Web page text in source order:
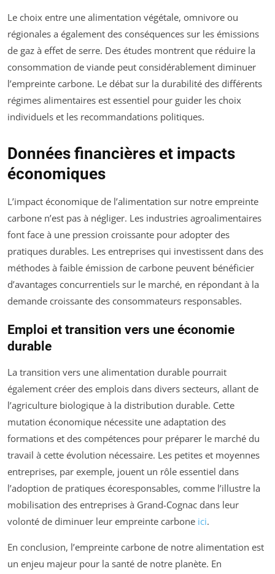
Le choix entre une alimentation végétale, omnivore ou
régionales a également des conséquences sur les émissions
de gaz à effet de serre. Des études montrent que réduire la
consommation de viande peut considérablement diminuer
l’empreinte carbone. Le débat sur la durabilité des différents
régimes alimentaires est essentiel pour guider les choix
individuels et les recommandations politiques.
Données financières et impacts
économiques
L’impact économique de l’alimentation sur notre empreinte
carbone n’est pas à négliger. Les industries agroalimentaires
font face à une pression croissante pour adopter des
pratiques durables. Les entreprises qui investissent dans des
méthodes à faible émission de carbone peuvent bénéficier
d’avantages concurrentiels sur le marché, en répondant à la
demande croissante des consommateurs responsables.
Emploi et transition vers une économie
durable
La transition vers une alimentation durable pourrait
également créer des emplois dans divers secteurs, allant de
l’agriculture biologique à la distribution durable. Cette
mutation économique nécessite une adaptation des
formations et des compétences pour préparer le marché du
travail à cette évolution nécessaire. Les petites et moyennes
entreprises, par exemple, jouent un rôle essentiel dans
l’adoption de pratiques écoresponsables, comme l’illustre la
mobilisation des entreprises à Grand-Cognac dans leur
volonté de diminuer leur empreinte carbone ici.
En conclusion, l’empreinte carbone de notre alimentation est
un enjeu majeur pour la santé de notre planète. En